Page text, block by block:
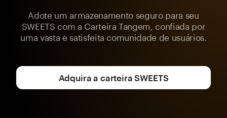
Adote um armazenamento seguro para seu
SWEETS com a Carteira Tangem, confiada por
uma vasta e satisfeita comunidade de usuários.
Adquira a carteira SWEETS